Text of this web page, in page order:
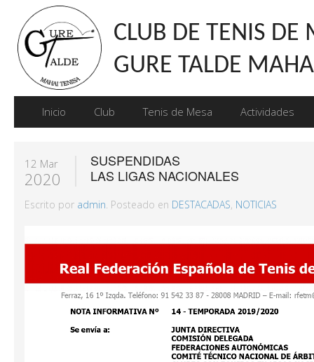
CLUB DE TENIS DE
GURE TALDE
Inicio Club Tenis de Mesa Actividades
12 Mar
2020
SUSPENDIDAS
LAS LIGAS NACIONALES
Escrito por admin. Posteado en DESTACADAS, NOTICIAS